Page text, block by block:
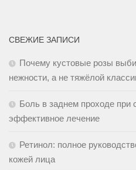
СВЕЖИЕ ЗАПИСИ
Почему кустовые розы
нежности, а не тяжёлой
Боль в заднем проходе при
эффективное лечение
Ретинол: полное
кожей лица